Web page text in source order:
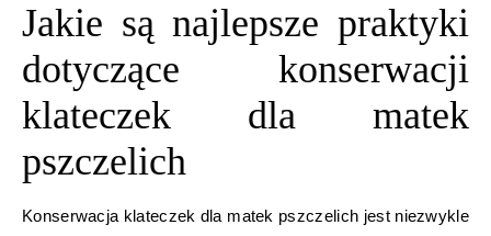
Jakie są najlepsze praktyki
dotyczące konserwacji
klateczek dla matek
pszczelich
Konserwacja klateczek dla matek pszczelich jest niezwykle